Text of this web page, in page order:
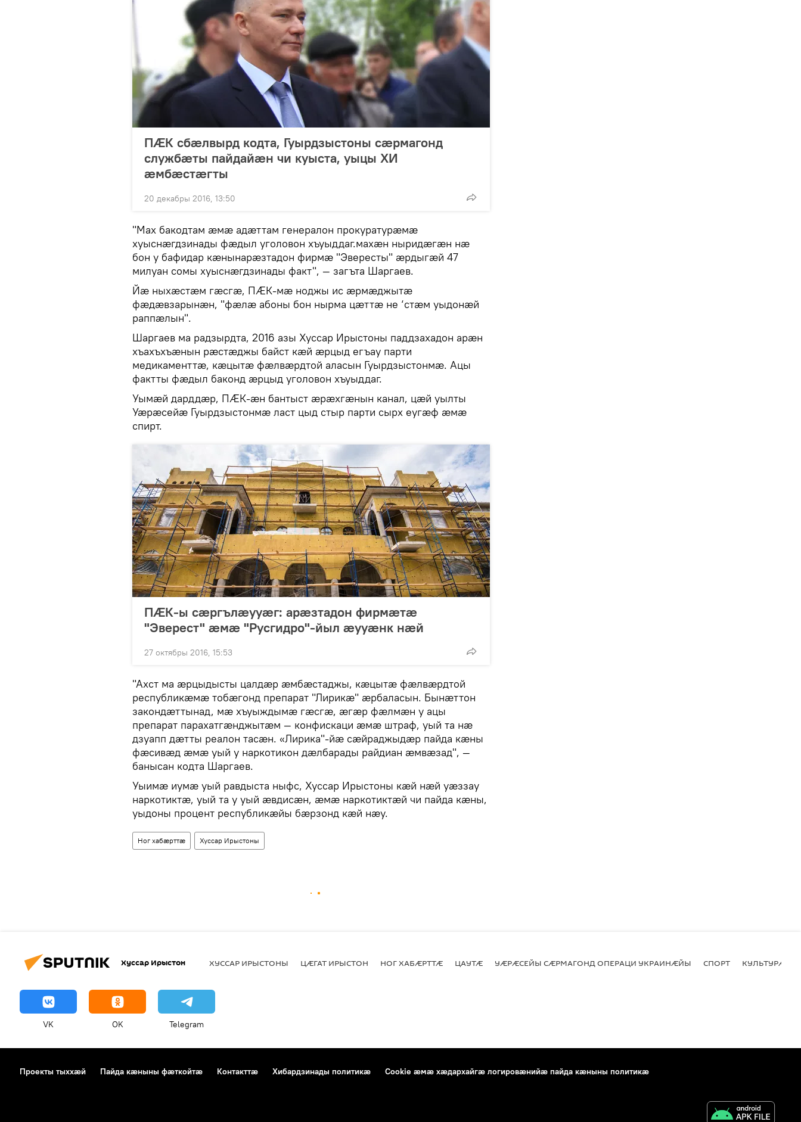
ПӔК сбӕлвырд кодта, Гуырдзыстоны сӕрмагонд
службӕты пайдайӕн чи куыста, уыцы ХИ
ӕмбӕстӕгты
20 декабры 2016, 13:50
"Мах бакодтам ӕмӕ адӕттам генералон прокуратурӕмӕ
хуыснӕгдзинады фӕдыл уголовон хъуыддаг.махӕн ныридӕгӕн нӕ
бон у бафидар кӕнынарӕзтадон фирмӕ "Эвересты" ӕрдыгӕй 47
милуан сомы хуыснӕгдзинады факт", — загъта Шаргаев.
Йӕ ныхӕстӕм гӕсгӕ, ПӔК-мӕ ноджы ис ӕрмӕджытӕ
фӕдӕвзарынӕн, "фӕлӕ абоны бон нырма цӕттӕ не ‘стӕм уыдонӕй
раппӕлын".
Шаргаев ма радзырдта, 2016 азы Хуссар Ирыстоны паддзахадон арӕн
хъахъхъӕнын рӕстӕджы байст кӕй ӕрцыд егъау парти
медикаменттӕ, кӕцытӕ фӕлвӕрдтой аласын Гуырдзыстонмӕ. Ацы
фактты фӕдыл баконд ӕрцыд уголовон хъуыддаг.
Уымӕй дарддӕр, ПӔК-ӕн бантыст ӕрӕхгӕнын канал, цӕй уылты
Уӕрӕсейӕ Гуырдзыстонмӕ ласт цыд стыр парти сырх еугӕф ӕмӕ
спирт.
ПӔК-ы сӕргълӕууӕг: арӕзтадон фирмӕтӕ
"Эверест" ӕмӕ "Русгидро"-йыл ӕууӕнк нӕй
27 октябры 2016, 15:53
"Ахст ма ӕрцыдысты цалдӕр ӕмбӕстаджы, кӕцытӕ фӕлвӕрдтой
республикӕмӕ тобӕгонд препарат "Лирикӕ" ӕрбаласын. Бынӕттон
закондӕттынад, мӕ хъуыждымӕ гӕсгӕ, ӕгӕр фӕлмӕн у ацы
препарат парахатгӕнджытӕм — конфискаци ӕмӕ штраф, уый та нӕ
дзуапп дӕтты реалон тасӕн. «Лирика"-йӕ сӕйраджыдӕр пайда кӕны
фӕсивӕд ӕмӕ уый у наркотикон дӕлбарады райдиан ӕмвӕзад", —
банысан кодта Шаргаев.
Уыимӕ иумӕ уый равдыста ныфс, Хуссар Ирыстоны кӕй нӕй уӕззау
наркотиктӕ, уый та у уый ӕвдисӕн, ӕмӕ наркотиктӕй чи пайда кӕны,
уыдоны процент республикӕйы бӕрзонд кӕй нӕу.
Ног хабӕрттӕ Хуссар Ирыстоны
Хуссар Ирыстон ХУССАР ИРЫСТОНЫ ЦӔГАТ ИРЫСТОН НОГ ХАБӔРТТӔ ЦАУТӔ УӔРӔСЕЙЫ СӔРМАГОНД ОПЕРАЦИ УКРАИНӔЙЫ СПОРТ КУЛЬТУРӔ
VK OK Telegram
Проекты тыххӕй Пайда кӕныны фӕткойтӕ Контакттӕ Хибардзинады политикæ Cookie æмæ хæдархайгæ логировæнийæ пайда кæныны политикæ